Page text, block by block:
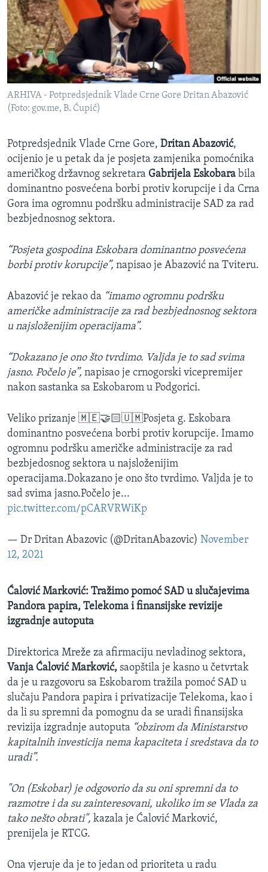
SPORT
INTERVJU
ARHIVA - Potpredsjednik Vlade Crne Gore Dritan Abazović
(Foto: gov.me, B. Ćupić)
Potpredsjednik Vlade Crne Gore, Dritan Abazović,
ocijenio je u petak da je posjeta zamjenika pomoćnika
američkog državnog sekretara Gabrijela Eskobara bila
dominantno posvećena borbi protiv korupcije i da Crna
Gora ima ogromnu podršku administracije SAD za rad
bezbjednosnog sektora.
“Posjeta gospodina Eskobara dominantno posvećena
borbi protiv korupcije”, napisao je Abazović na Tviteru.
Abazović je rekao da “imamo ogromnu podršku
američke administracije za rad bezbjednosnog sektora
u najsloženijim operacijama”.
“Dokazano je ono što tvrdimo. Valjda je to sad svima
jasno. Počelo je”, napisao je crnogorski vicepremijer
nakon sastanka sa Eskobarom u Podgorici.
Veliko prizanje 🇲🇪🤝🏻🇺🇲Posjeta g. Eskobara
dominantno posvećena borbi protiv korupcije. Imamo
ogromnu podršku američke administracije za rad
bezbjedosnog sektora u najsloženijim
operacijama.Dokazano je ono što tvrdimo. Valjda je to
sad svima jasno.Počelo je...
pic.twitter.com/pCARVRWiKp
— Dr Dritan Abazovic (@DritanAbazovic) November
12, 2021
Ćalović Marković: Tražimo pomoć SAD u slučajevima
Pandora papira, Telekoma i finansijske revizije
izgradnje autoputa
Direktorica Mreže za afirmaciju nevladinog sektora,
Vanja Ćalović Marković, saopštila je kasno u četvrtak
da je u razgovoru sa Eskobarom tražila pomoć SAD u
slučaju Pandora papira i privatizacije Telekoma, kao i
da li su spremni da pomognu da se uradi finansijska
revizija izgradnje autoputa “obzirom da Ministarstvo
kapitalnih investicija nema kapaciteta i sredstava da to
uradi”.
"On (Eskobar) je odgovorio da su oni spremni da to
razmotre i da su zainteresovani, ukoliko im se Vlada za
tako nešto obrati", kazala je Ćalović Marković,
prenijela je RTCG.
Ona vjeruje da je to jedan od prioriteta u radu